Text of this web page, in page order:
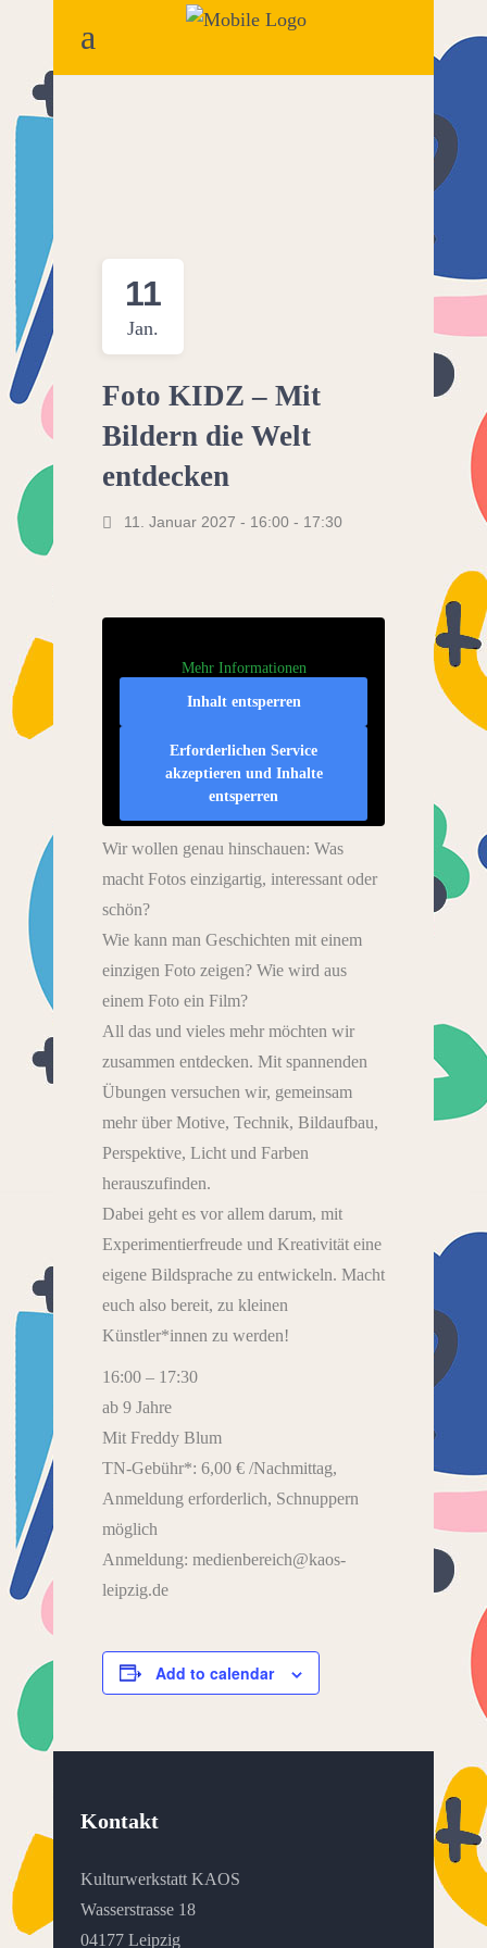
11
Jan.
Foto KIDZ – Mit
Bildern die Welt
entdecken
11. Januar 2027 - 16:00 - 17:30
Mehr Informationen
Inhalt entsperren
Erforderlichen Service
akzeptieren und Inhalte
entsperren
Wir wollen genau hinschauen: Was
macht Fotos einzigartig, interessant oder
schön?
Wie kann man Geschichten mit einem
einzigen Foto zeigen? Wie wird aus
einem Foto ein Film?
All das und vieles mehr möchten wir
zusammen entdecken. Mit spannenden
Übungen versuchen wir, gemeinsam
mehr über Motive, Technik, Bildaufbau,
Perspektive, Licht und Farben
herauszufinden.
Dabei geht es vor allem darum, mit
Experimentierfreude und Kreativität eine
eigene Bildsprache zu entwickeln. Macht
euch also bereit, zu kleinen
Künstler*innen zu werden!
16:00 – 17:30
ab 9 Jahre
Mit Freddy Blum
TN-Gebühr*: 6,00 € /Nachmittag,
Anmeldung erforderlich, Schnuppern
möglich
Anmeldung: medienbereich@kaos-
leipzig.de
Add to calendar
Kontakt
Kulturwerkstatt KAOS
Wasserstrasse 18
04177 Leipzig